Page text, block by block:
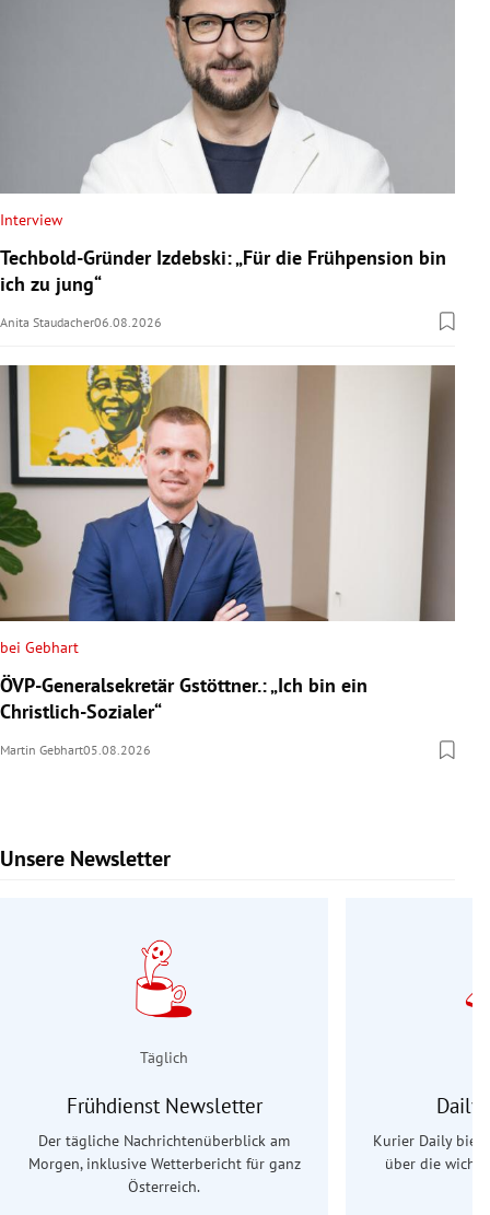
Interview
Techbold-Gründer Izdebski: „Für die Frühpension bin
ich zu jung“
Anita Staudacher06.08.2026
bei Gebhart
ÖVP-Generalsekretär Gstöttner.: „Ich bin ein
Christlich-Sozialer“
Martin Gebhart05.08.2026
Unsere Newsletter
Slide 1 von 9
Täglich
Frühdienst Newsletter
Der tägliche Nachrichtenüberblick am
Morgen, inklusive Wetterbericht für ganz
Österreich.
Daily
Kurier Daily
über die